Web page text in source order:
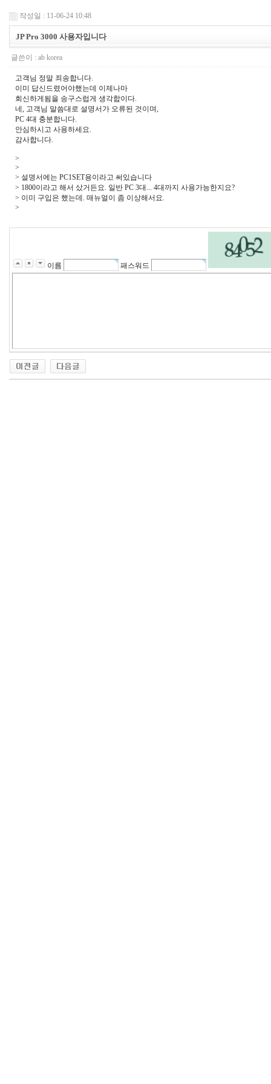
작성일 : 11-06-24 10:48
JP Pro 3000 사용자입니다
글쓴이 : ab korea
고객님 정말 죄송합니다.
이미 답신드렸어야했는데 이제나마
회신하게됨을 송구스럽게 생각합이다.
네, 고객님 말씀대로 설명서가 오류된 것이며,
PC 4대 충분합니다.
안심하시고 사용하세요.
감사합니다.
>
>
> 설명서에는 PC1SET용이라고 써있습니다
> 1800이라고 해서 샀거든요. 일반 PC 3대... 4대까지 사용가능한지요?
> 이미 구입은 했는데. 매뉴얼이 좀 이상해서요.
>
이름 패스워드